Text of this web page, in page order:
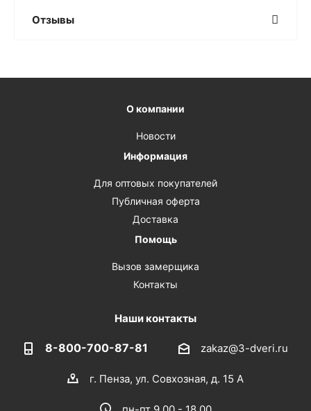
Отзывы
О компании
Новости
Информация
Для оптовых покупателей
Публичная оферта
Доставка
Помощь
Вызов замерщика
Контакты
Наши контакты
8-800-700-87-81 zakaz@3-dveri.ru
г. Пенза, ул. Совхозная, д. 15 А